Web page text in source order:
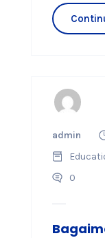
admin
0